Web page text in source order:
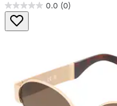
0.0 (0)
0.0
von
5